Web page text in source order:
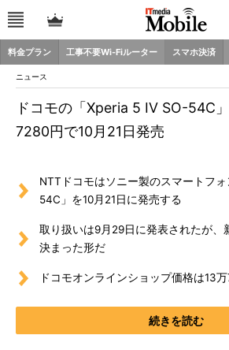
料金プラン 工事不要Wi-Fiルーター スマホ決済
ニュース
ドコモの「Xperia 5 IV SO-54C
7280円で10月21日発売
NTTドコモはソニー製のスマートフ
54C」を10月21日に発売する
取り扱いは9月29日に発表されたが、
決まった形だ
ドコモオンラインショップ価格は13万
続きを読む